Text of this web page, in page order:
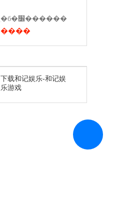
ִ�б�׼������
����
下载和记娱乐-和记娱
乐游戏